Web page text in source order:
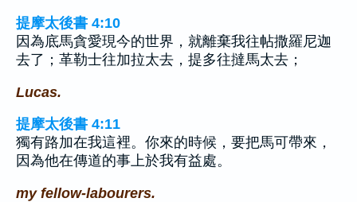
提摩太後書 4:10
因為底馬貪愛現今的世界，就離棄我往帖撒羅尼迦
去了；革勒士往加拉太去，提多往撻馬太去；
Lucas.
提摩太後書 4:11
獨有路加在我這裡。你來的時候，要把馬可帶來，
因為他在傳道的事上於我有益處。
my fellow-labourers.